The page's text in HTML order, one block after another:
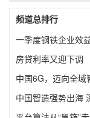
频道总排行
一季度钢铁企业效
房贷利率又迎下调
中国6G，迈向全域
中国智造强势出海